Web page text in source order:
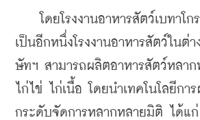
โดยโรงงานอาหารสัตว์เบทาโ
เป็นอีกหนึ่งโรงงานอาหารสัตว์ในต่
ษัทฯ สามารถผลิตอาหารสัตว์หลา
ไก่ไข่ ไก่เนื้อ โดยนำเทคโนโลยีก
กระดับจัดการหลากหลายมิติ ได้แก่